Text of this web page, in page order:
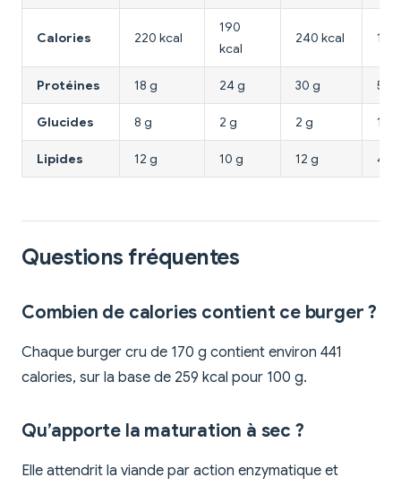
Calories 220 kcal
190
kcal
240 kcal 130
Protéines 18 g 24 g 30 g 5 g
Glucides 8 g 2 g 2 g 18 g
Lipides 12 g 10 g 12 g 4,5
Questions fréquentes
Combien de calories contient ce burger ?
Chaque burger cru de 170 g contient environ 441
calories, sur la base de 259 kcal pour 100 g.
Qu’apporte la maturation à sec ?
Elle attendrit la viande par action enzymatique et